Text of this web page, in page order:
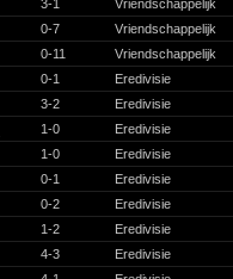
3-1
Vriendschappelijk
0-7
Vriendschappelijk
0-11
Vriendschappelijk
0-1
Eredivisie
3-2
Eredivisie
1-0
Eredivisie
1-0
Eredivisie
0-1
Eredivisie
0-2
Eredivisie
1-2
Eredivisie
4-3
Eredivisie